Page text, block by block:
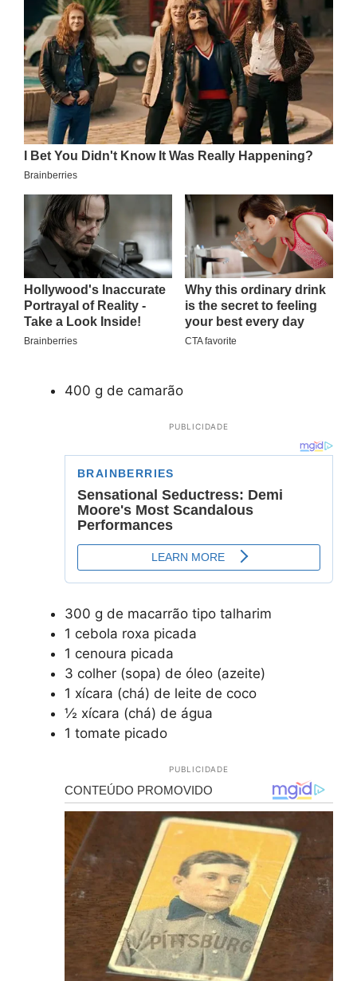
400 g de camarão
PUBLICIDADE
300 g de macarrão tipo talharim
1 cebola roxa picada
1 cenoura picada
3 colher (sopa) de óleo (azeite)
1 xícara (chá) de leite de coco
½ xícara (chá) de água
1 tomate picado
PUBLICIDADE